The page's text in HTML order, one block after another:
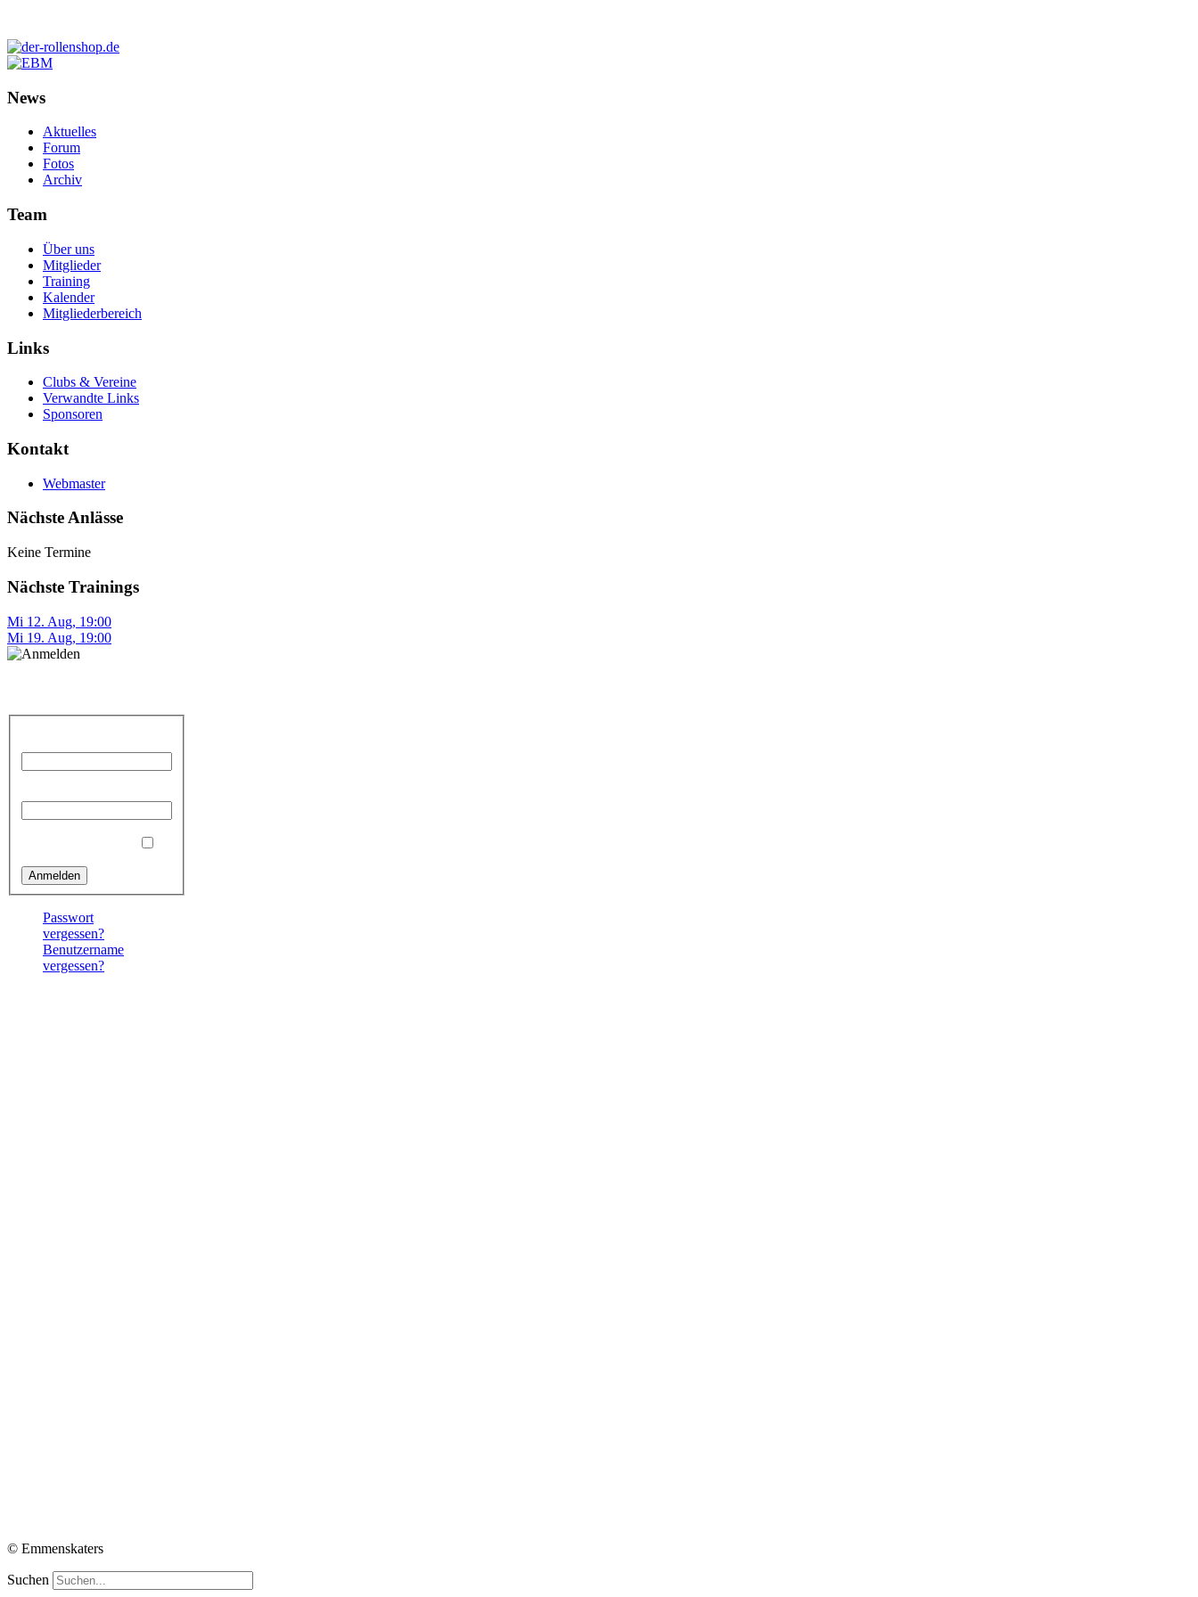
News
Aktuelles
Forum
Fotos
Archiv
Team
Über uns
Mitglieder
Training
Kalender
Mitgliederbereich
Links
Clubs & Vereine
Verwandte Links
Sponsoren
Kontakt
Webmaster
Nächste Anlässe
Keine Termine
Nächste Trainings
Mi 12. Aug, 19:00
Mi 19. Aug, 19:00
Passwort
vergessen?
Benutzername
vergessen?
© Emmenskaters
Suchen